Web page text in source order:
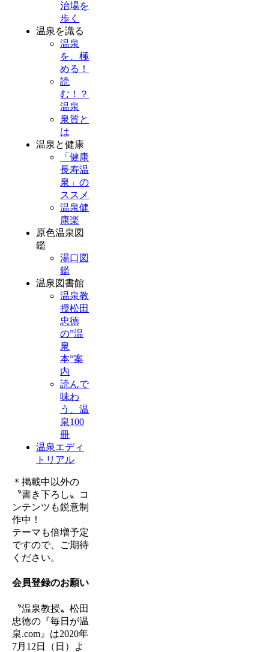
治場を
歩く
温泉を識る
温泉
を、極
める！
読
む！？
温泉
泉質と
は
温泉と健康
「健康
長寿温
泉」の
ススメ
温泉健
康楽
原色温泉図
鑑
湯口図
鑑
温泉図書館
温泉教
授松田
忠徳
の”温
泉
本”案
内
読んで
味わ
う、温
泉100
冊
温泉エディ
トリアル
＊掲載中以外の
〝書き下ろし〟コ
ンテンツも鋭意制
作中！
テーマも倍増予定
ですので、ご期待
ください。
会員登録のお願い
〝温泉教授〟松田
忠徳の『毎日が温
泉.com』は2020年
7月12日（日）
よ